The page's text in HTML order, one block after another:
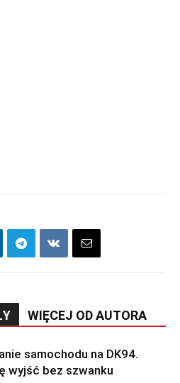
WIĘCEJ OD AUTORA
samochodu na DK94.
wyjść bez szwanku